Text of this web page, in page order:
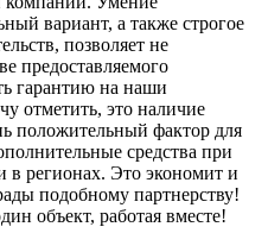
вариант, а также строгое
позволяет не
предоставляемого
гарантию на наши
отметить, это наличие
положительный фактор для
средства при
в регионах. Это экономит и
подобному партнерству!
объект, работая вместе!